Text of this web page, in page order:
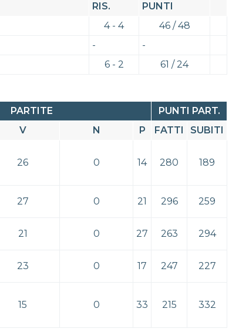
RIS.
PUNTI
4 - 4
46 / 48
-
-
6 - 2 61 / 24
PARTITE
PUNTI PART.
V N P FATTI
SUBITI
26 0 14 280 189
27 0 21 296 259
21 0 27 263 294
23 0 17 247 227
15 0 33 215 332